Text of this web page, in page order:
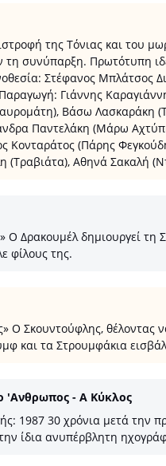
της Τόνιας και του
τη συνύπαρξη. Πρωτότυπη
Στέφανος Μπλάτσος
Γιάννης
Βάσω Λασκαράκη
Παντελάκη (Μάρω
Κονταράτος (Πάρης
Αθηνά Σακαλή
Ο Δρακουμέλ δημιουργεί
φίλους της.
Ο Σκουντούφλης, θέλοντας
και τα Στρουμφάκια
'Ανθρωπος - Α Κύκλος
1987 30 χρόνια μετά την
ίδια ανυπέρβλητη